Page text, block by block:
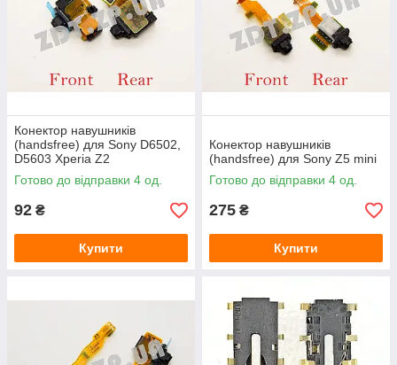
Конектор навушників
(handsfree) для Sony D6502,
D5603 Xperia Z2
Готово до відправки 4 од.
92 ₴
Купити
Конектор навушників
(handsfree) для Sony Z5 mini
Готово до відправки 4 од.
275 ₴
Купити